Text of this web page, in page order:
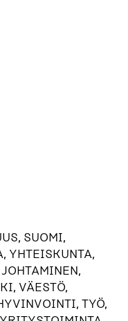
SUOMI,
YHTEISKUNTA,
VÄESTÖ,
TYÖ,